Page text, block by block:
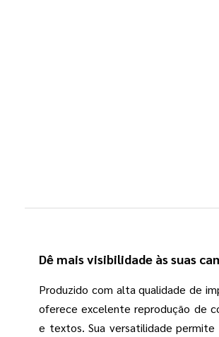
Dê mais visibilidade às suas
Produzido com alta qualidade de
oferece excelente reprodução de
e textos. Sua versatilidade permite